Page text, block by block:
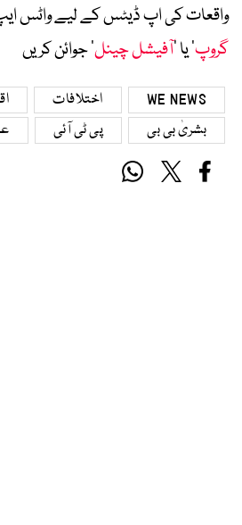
واقعات کی اپ ڈیٹس کے لیے واٹس ایپ
گروپ‘ یا ’آفیشل چینل‘ جوائن کریں
WE NEWS اختلافات
بشریٰ بی بی
پی ٹی آئی